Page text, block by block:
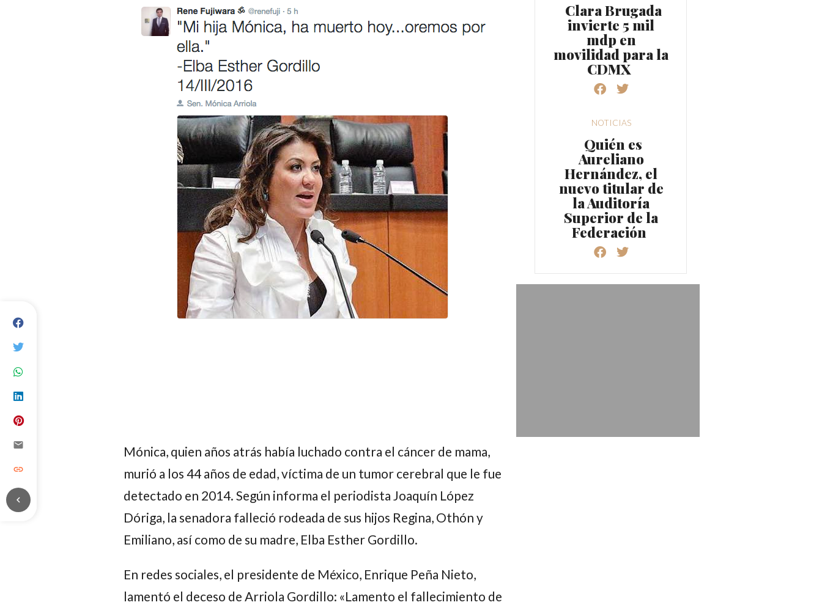
email
link
chevron_left
Mónica, quien años atrás había luchado contra el cáncer de mama,
murió a los 44 años de edad, víctima de un tumor cerebral que le fue
detectado en 2014. Según informa el periodista Joaquín López
Dóriga, la senadora falleció rodeada de sus hijos Regina, Othón y
Emiliano, así como de su madre, Elba Esther Gordillo.
En redes sociales, el presidente de México, Enrique Peña Nieto,
lamentó el deceso de Arriola Gordillo: «Lamento el fallecimiento de
Clara Brugada
invierte 5 mil
mdp en
movilidad para la
CDMX
NOTICIAS
Quién es
Aureliano
Hernández, el
nuevo titular de
la Auditoría
Superior de la
Federación